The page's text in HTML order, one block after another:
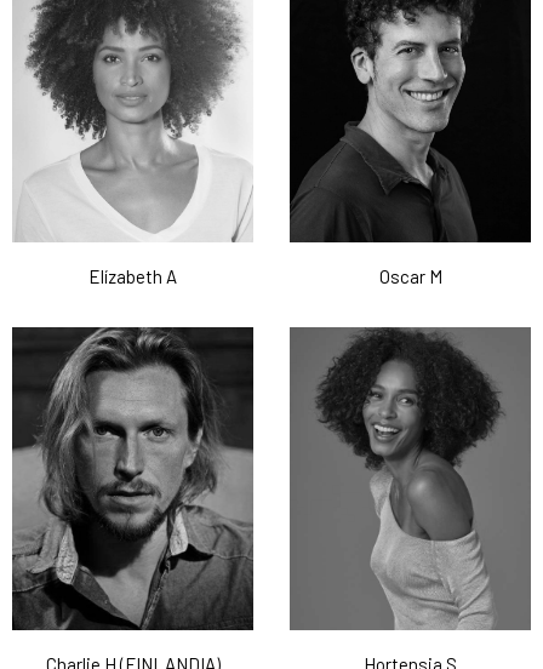
Elízabeth A Oscar M
Charlie H (FINLANDIA) Hortensia S